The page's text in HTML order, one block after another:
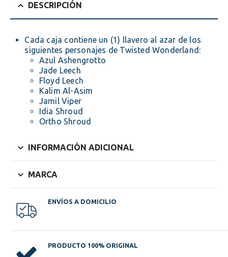
DESCRIPCIÓN
Cada caja contiene un (1) llavero al azar de los
siguientes personajes de Twisted Wonderland:
Azul Ashengrotto
Jade Leech
Floyd Leech
Kalim Al-Asim
Jamil Viper
Idia Shroud
Ortho Shroud
INFORMACIÓN ADICIONAL
MARCA
ENVÍOS A DOMICILIO
PRODUCTO 100% ORIGINAL